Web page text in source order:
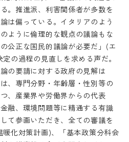
。推進派、利害関係者が多数を
は偏っている。イタリアのよう
ように倫理的な観点の議論もな
公正な国民的議論が必要だ」(エ
の過程の見直しを求める声だ。
の要請に対する政府の見解は
、専門分野・年齢層・性別等の
、産業界や労働界からの代表
融、環境問題等に精通する有識
て参画いただき、全ての審議を
化対策計画)、「基本政策分科会